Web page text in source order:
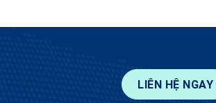
LIÊN HỆ NGAY